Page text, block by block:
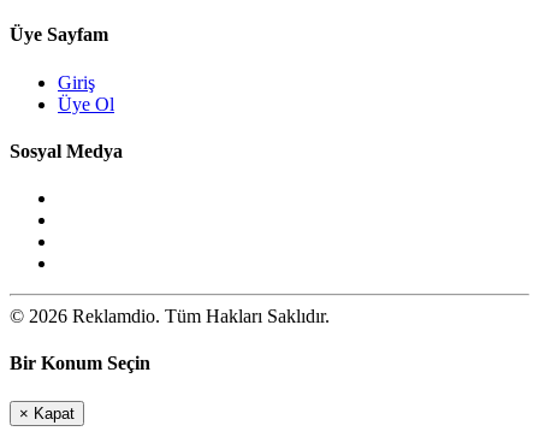
Üye Sayfam
Giriş
Üye Ol
Sosyal Medya
© 2026 Reklamdio. Tüm Hakları Saklıdır.
Bir Konum Seçin
× Kapat